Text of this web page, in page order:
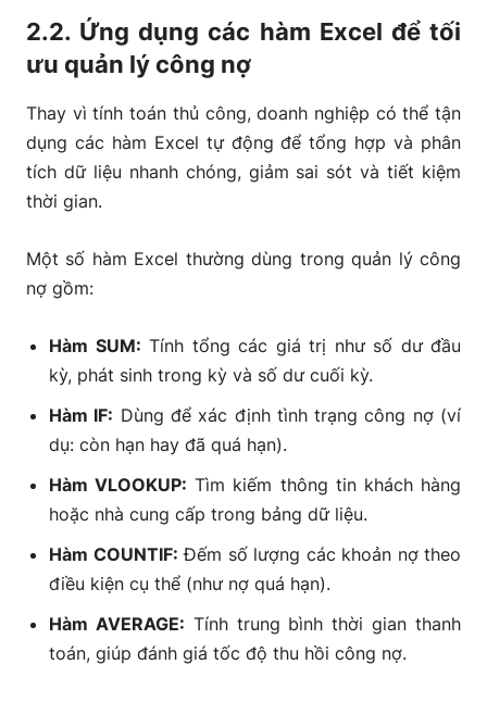
2.2. Ứng dụng các hàm Excel để tối
ưu quản lý công nợ
Thay vì tính toán thủ công, doanh nghiệp có thể tận
dụng các hàm Excel tự động để tổng hợp và phân
tích dữ liệu nhanh chóng, giảm sai sót và tiết kiệm
thời gian.
Một số hàm Excel thường dùng trong quản lý công
nợ gồm:
Hàm SUM: Tính tổng các giá trị như số dư đầu
kỳ, phát sinh trong kỳ và số dư cuối kỳ.
Hàm IF: Dùng để xác định tình trạng công nợ (ví
dụ: còn hạn hay đã quá hạn).
Hàm VLOOKUP: Tìm kiếm thông tin khách hàng
hoặc nhà cung cấp trong bảng dữ liệu.
Hàm COUNTIF: Đếm số lượng các khoản nợ theo
điều kiện cụ thể (như nợ quá hạn).
Hàm AVERAGE: Tính trung bình thời gian thanh
toán, giúp đánh giá tốc độ thu hồi công nợ.